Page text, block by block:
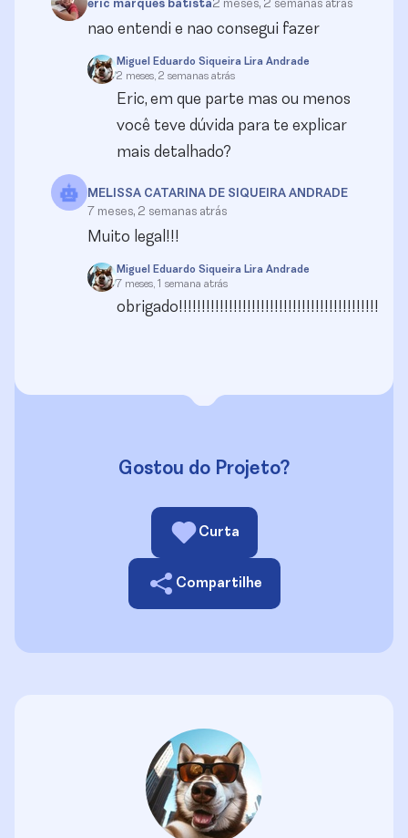
eric marques batista2 meses, 2 semanas atrás
nao entendi e nao consegui fazer
Miguel Eduardo Siqueira Lira Andrade
2 meses, 2 semanas atrás
Eric, em que parte mas ou menos
você teve dúvida para te explicar
mais detalhado?
MELISSA CATARINA DE SIQUEIRA ANDRADE
7 meses, 2 semanas atrás
Muito legal!!!
Miguel Eduardo Siqueira Lira Andrade
7 meses, 1 semana atrás
obrigado!!!!!!!!!!!!!!!!!!!!!!!!!!!!!!!!!!!!!!!!!!!!
Gostou do Projeto?
Curta
Compartilhe